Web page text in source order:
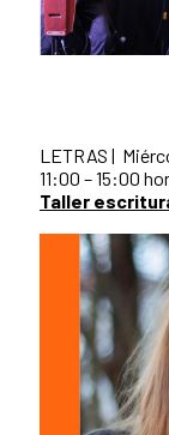
LETRAS |
11:00 – 15:00
Taller